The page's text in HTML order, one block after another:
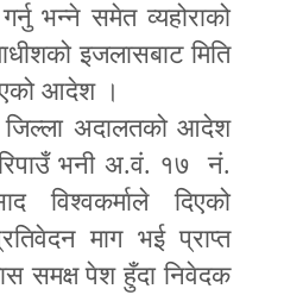
भन्ने समेत व्यहोराको
इजलासबाट मिति
आदेश ।
अदालतको आदेश
भनी अ.वं. १७ नं.
विश्वकर्माले दिएको
माग भई प्राप्त
समक्ष पेश हुँदा निवेदक